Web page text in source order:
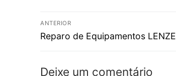
Navegação
de
ANTERIOR
Post
Reparo de Equipamentos LENZE
Deixe um comentário